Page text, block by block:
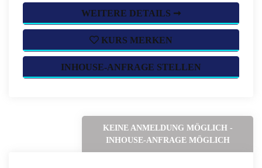
WEITERE DETAILS ➞
KURS MERKEN
INHOUSE-ANFRAGE STELLEN
KEINE ANMELDUNG MÖGLICH -
INHOUSE-ANFRAGE MÖGLICH